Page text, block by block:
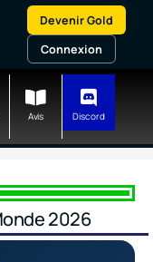
Devenir Gold
Connexion
Avis Discord
2026